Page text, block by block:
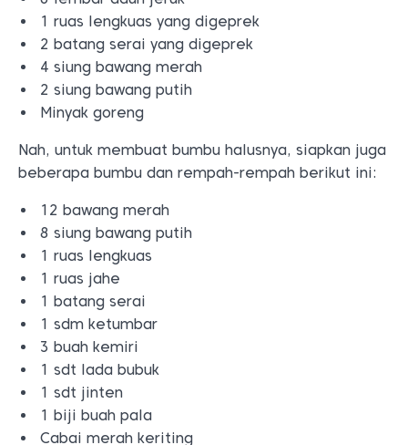
1 ruas lengkuas yang digeprek
2 batang serai yang digeprek
4 siung bawang merah
2 siung bawang putih
Minyak goreng
Nah, untuk membuat bumbu halusnya, siapkan juga
beberapa bumbu dan rempah-rempah berikut ini:
12 bawang merah
8 siung bawang putih
1 ruas lengkuas
1 ruas jahe
1 batang serai
1 sdm ketumbar
3 buah kemiri
1 sdt lada bubuk
1 sdt jinten
1 biji buah pala
Cabai merah keriting